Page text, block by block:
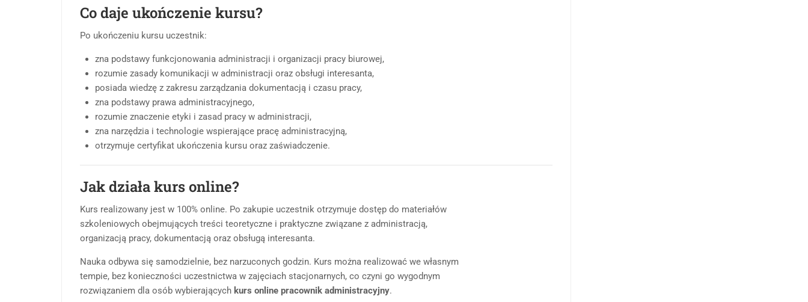
Co daje ukończenie kursu?
Po ukończeniu kursu uczestnik:
zna podstawy funkcjonowania administracji i organizacji pracy biurowej,
rozumie zasady komunikacji w administracji oraz obsługi interesanta,
posiada wiedzę z zakresu zarządzania dokumentacją i czasu pracy,
zna podstawy prawa administracyjnego,
rozumie znaczenie etyki i zasad pracy w administracji,
zna narzędzia i technologie wspierające pracę administracyjną,
otrzymuje certyfikat ukończenia kursu oraz zaświadczenie.
Jak działa kurs online?
Kurs realizowany jest w 100% online. Po zakupie uczestnik otrzymuje dostęp do materiałów
szkoleniowych obejmujących treści teoretyczne i praktyczne związane z administracją,
organizacją pracy, dokumentacją oraz obsługą interesanta.
Nauka odbywa się samodzielnie, bez narzuconych godzin. Kurs można realizować we własnym
tempie, bez konieczności uczestnictwa w zajęciach stacjonarnych, co czyni go wygodnym
rozwiązaniem dla osób wybierających kurs online pracownik administracyjny.